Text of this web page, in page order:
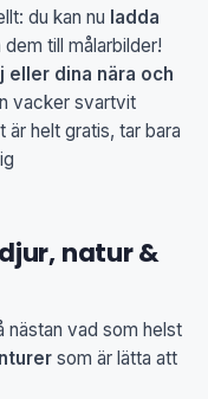
du kan nu ladda
till målarbilder!
eller dina nära och
vacker svartvit
är helt gratis, tar bara
natur &
nästan vad som helst
som är lätta att